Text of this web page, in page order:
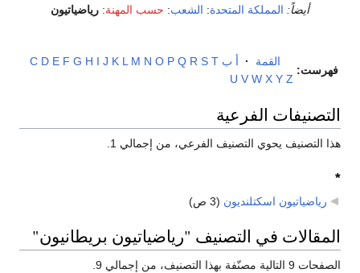
أيضاً: المملكة المتحدة: الشعب: حسب المهنة: رياضياتيون
فهرست:
القمة · أ ب C D E F G H I J K L M N O P Q R S T
U V W X Y Z
التصنيفات الفرعية
هذا التصنيف يحوي التصنيف الفرعي، من إجمالي 1.
*
رياضياتيون اسكتلنديون (3 ص)
المقالات في التصنيف "رياضياتيون بريطانيون"
الصفحات 9 التالية مصنّفة بهذا التصنيف، من إجمالي 9.